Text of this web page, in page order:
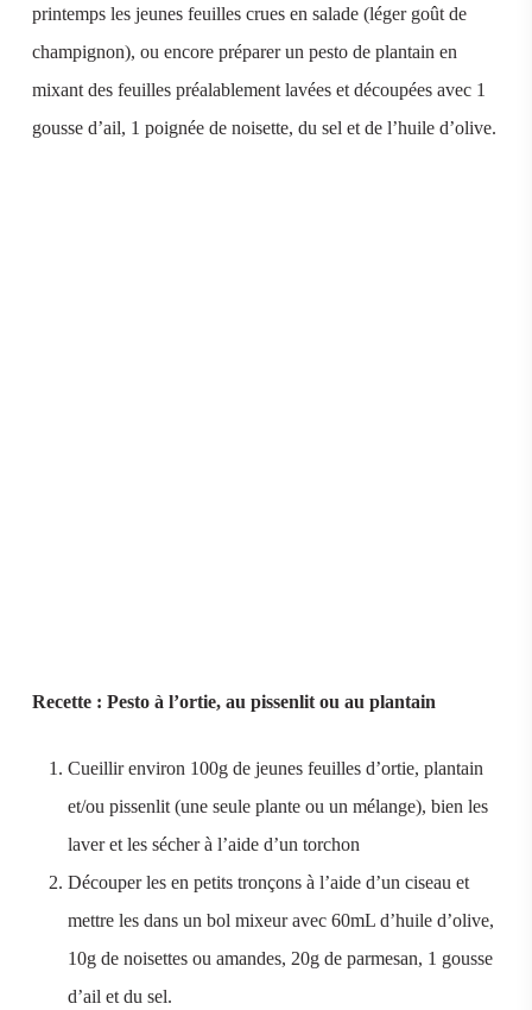
printemps les jeunes feuilles crues en salade (léger goût de
champignon), ou encore préparer un pesto de plantain en
mixant des feuilles préalablement lavées et découpées avec 1
gousse d’ail, 1 poignée de noisette, du sel et de l’huile d’olive.
Recette : Pesto à l’ortie, au pissenlit ou au plantain
Cueillir environ 100g de jeunes feuilles d’ortie, plantain
et/ou pissenlit (une seule plante ou un mélange), bien les
laver et les sécher à l’aide d’un torchon
Découper les en petits tronçons à l’aide d’un ciseau et
mettre les dans un bol mixeur avec 60mL d’huile d’olive,
10g de noisettes ou amandes, 20g de parmesan, 1 gousse
d’ail et du sel.